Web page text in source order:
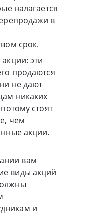
налагается
в
срок.
эти
продаются
не дают
никаких
стоят
чем
акции.
вам
виды акций
и